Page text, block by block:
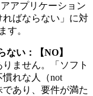
アプリケーション
ばならない」に対
す。
い：【NO】
ません。「ソフト
れな人（not
あり、要件が満た